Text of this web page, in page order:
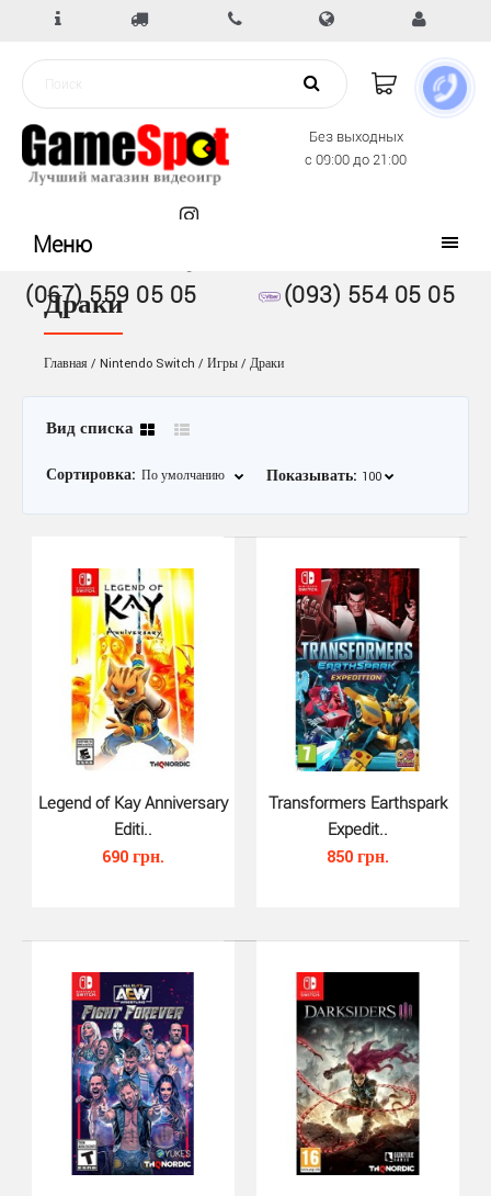
Без выходных
с 09:00 до 21:00
(067) 559 05 05 (093) 554 05 05
Меню
Драки
Главная Nintendo Switch Игры Драки
Вид списка
Сортировка: Показывать:
690 грн.
Legend of Kay Anniversary Edition для Nintendo Switch -
испытайте уникальное сочетание боевого искус..
Legend of Kay Anniversary
Editi..
690 грн.
Transformers Earthspark
Expedit..
850 грн.